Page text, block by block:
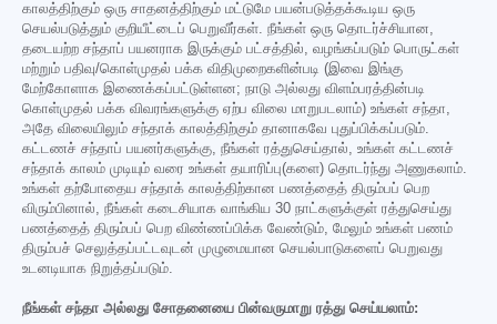
காலத்திற்கும் ஒரு சாதனத்திற்கும் மட்டுமே பயன்படுத்தக்கூடிய ஒரு
செயல்படுத்தும் குறியீட்டைப் பெறுவீர்கள். நீங்கள் ஒரு தொடர்ச்சியான,
தடையற்ற சந்தாப் பயனராக இருக்கும் பட்சத்தில், வழங்கப்படும் பொருட்கள்
மற்றும் பதிவு/கொள்முதல் பக்க விதிமுறைகளின்படி (இவை இங்கு
மேற்கோளாக இணைக்கப்பட்டுள்ளன; நாடு அல்லது விளம்பரத்தின்படி
கொள்முதல் பக்க விவரங்களுக்கு ஏற்ப விலை மாறுபடலாம்) உங்கள் சந்தா,
அதே விலையிலும் சந்தாக் காலத்திற்கும் தானாகவே புதுப்பிக்கப்படும்.
கட்டணச் சந்தாப் பயனர்களுக்கு, நீங்கள் ரத்துசெய்தால், உங்கள் கட்டணச்
சந்தாக் காலம் முடியும் வரை உங்கள் தயாரிப்பு(களை) தொடர்ந்து அணுகலாம்.
உங்கள் தற்போதைய சந்தாக் காலத்திற்கான பணத்தைத் திரும்பப் பெற
விரும்பினால், நீங்கள் கடைசியாக வாங்கிய 30 நாட்களுக்குள் ரத்துசெய்து
பணத்தைத் திரும்பப் பெற விண்ணப்பிக்க வேண்டும், மேலும் உங்கள் பணம்
திரும்பச் செலுத்தப்பட்டவுடன் முழுமையான செயல்பாடுகளைப் பெறுவது
உடனடியாக நிறுத்தப்படும்.
நீங்கள் சந்தா அல்லது சோதனையை பின்வருமாறு ரத்து செய்யலாம்: